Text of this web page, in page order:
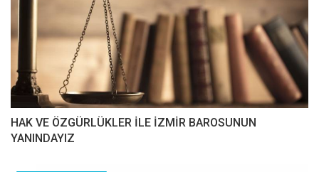
HAK VE ÖZGÜRLÜKLER İLE İZMİR BAROSUNUN
YANINDAYIZ